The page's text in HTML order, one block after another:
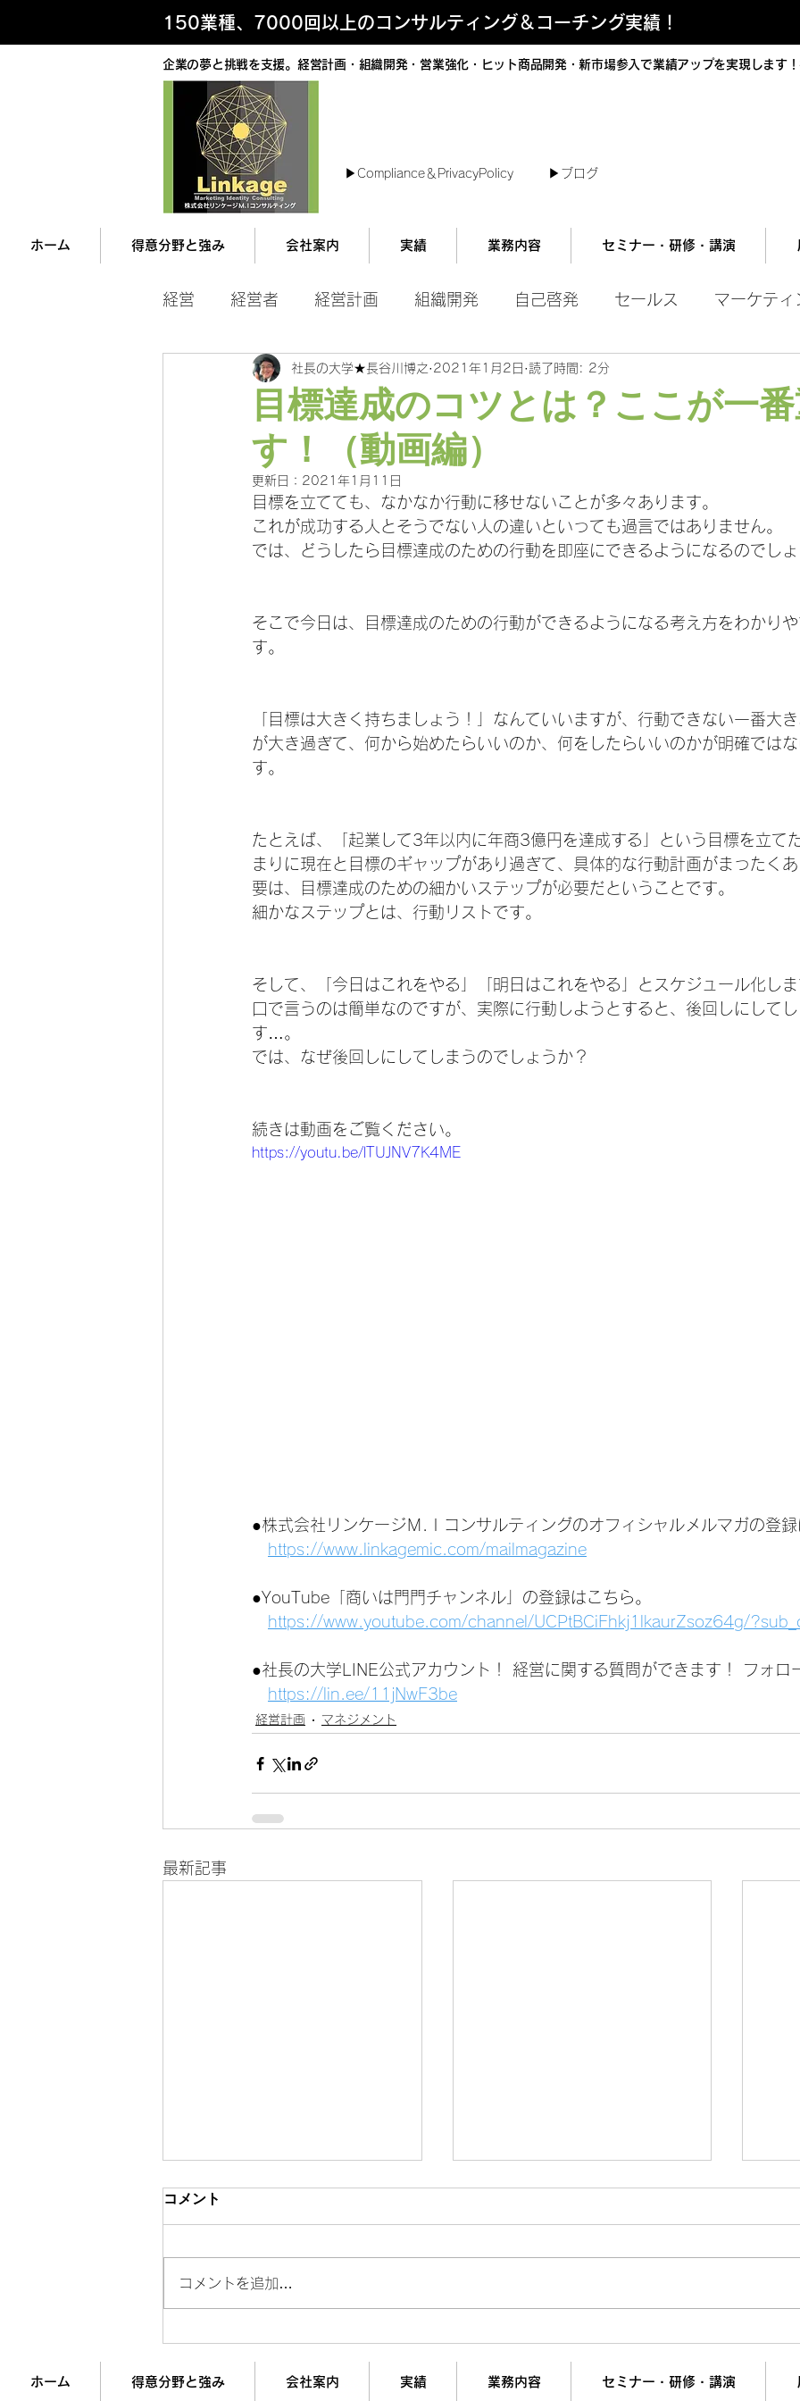
150業種、7000回以上のコンサルティング＆コーチング実績！
企業の夢と挑戦を支援。経営計画・組織開発・営業強化・ヒット商品開発・新市場参入で業績アップを実現します
▶︎Compliance＆PrivacyPolicy ▶︎ブログ
ホーム 得意分野と強み 会社案内 実績 業務内容 セミナー・研修・講演
経営 経営者 経営計画 組織開発 自己啓発 セールス マーケティ
マネジメント 営業ツール
目標達成のコツとは？ここが一
す！（動画編）
社長の大学★長谷川博之 2021年1月2日 読了時間: 2分
更新日： 2021年1月11日
目標を立てても、なかなか行動に移せないことが多々あります。
これが成功する人とそうでない人の違いといっても過言ではありません。
では、どうしたら目標達成のための行動を即座にできるようになるのでしょ
そこで今日は、目標達成のための行動ができるようになる考え方をわかり
す。
「目標は大きく持ちましょう！」なんていいますが、行動できない一番大
が大き過ぎて、何から始めたらいいのか、何をしたらいいのかが明確では
す。
たとえば、「起業して3年以内に年商3億円を達成する」という目標を立て
まりに現在と目標のギャップがあり過ぎて、具体的な行動計画がまったくあ
要は、目標達成のための細かいステップが必要だということです。
細かなステップとは、行動リストです。
そして、「今日はこれをやる」「明日はこれをやる」とスケジュール化しま
口で言うのは簡単なのですが、実際に行動しようとすると、後回しにして
す…。
では、なぜ後回しにしてしまうのでしょうか？
続きは動画をご覧ください。
https://youtu.be/lTUJNV7K4ME
●株式会社リンケージＭ.Ｉコンサルティングのオフィシャルメルマガの登録
https://www.linkagemic.com/mailmagazine
●YouTube「商いは門門チャンネル」の登録はこちら。
https://www.youtube.com/channel/UCPtBCiFhkj1lkaurZsoz64g/
●社長の大学LINE公式アカウント！ 経営に関する質問ができます！ フォロ
https://lin.ee/11jNwF3be
経営計画 マネジメント
最新記事
的な違い」10選
「信頼される営業」の決定的
な違い
す人
い
コメント
コメントを追加…
ホーム 得意分野と強み 会社案内 実績 業務内容 セミナー・研修・講演